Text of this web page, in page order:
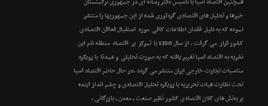
خبرها و تحلیل های اقتصادی گردآوری شده از این جمهوریها را منتشر
نموده که به دلیل فقدان اطلاعات کافی مورد استقبال فعالان اقتصادی
کشور قرار می گرفت . از سال 1380 با تمرکز بر اقتصاد منطقه نام این
نشریه به اقتصاد آسیا تغییر یافته که به صورت تحلیلی و عمدتا با رویکرد
مناسبات تجارت خارجی ایران منتشر می گردد .در حال حاضر اقتصاد آسیا
تحت نظارت هیات تحریریه با رویکرد تحلیل اقتصادی و چشم انداز آینده
بر بخش های کلان اقتصادی کشور نظیر صنعت ، معدن ، بازرگانی ،